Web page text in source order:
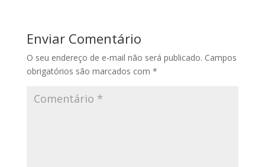
Enviar Comentário
O seu endereço de e-mail não será publicado. Campos
obrigatórios são marcados com *